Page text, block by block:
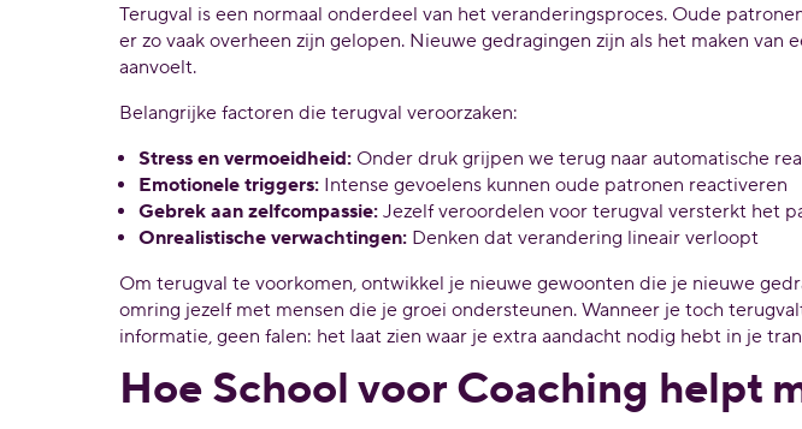
Terugval is een normaal onderdeel van het veranderingsproces. Oude
er zo vaak overheen zijn gelopen. Nieuwe gedragingen zijn als het maken
aanvoelt.
Belangrijke factoren die terugval veroorzaken:
Stress en vermoeidheid: Onder druk grijpen we terug naar automatische
Emotionele triggers: Intense gevoelens kunnen oude patronen reactiveren
Gebrek aan zelfcompassie: Jezelf veroordelen voor terugval versterkt het
Onrealistische verwachtingen: Denken dat verandering lineair verloopt
Om terugval te voorkomen, ontwikkel je nieuwe gewoonten die je nieuwe
omring jezelf met mensen die je groei ondersteunen. Wanneer je toch
informatie, geen falen: het laat zien waar je extra aandacht nodig hebt in je
Hoe School voor Coaching helpt